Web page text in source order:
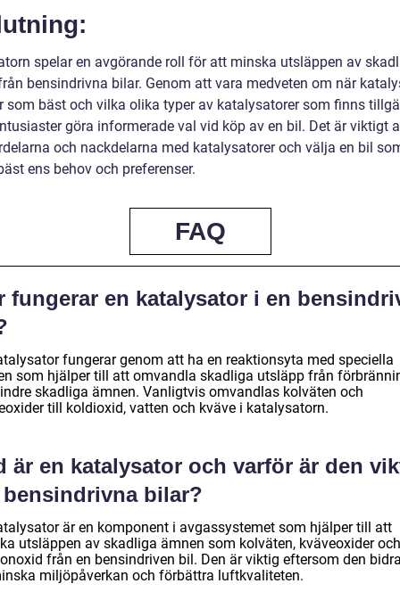
spelar en avgörande roll för att minska utsläppen av
bensindrivna bilar. Genom att vara medveten om när
som bäst och vilka olika typer av katalysatorer som finns
göra informerade val vid köp av en bil. Det är viktigt
och nackdelarna med katalysatorer och välja en bil
ens behov och preferenser.
FAQ
fungerar en katalysator i en
fungerar genom att ha en reaktionsyta med speciella
som hjälper till att omvandla skadliga utsläpp från
skadliga ämnen. Vanligtvis omvandlas kolväten och
till koldioxid, vatten och kväve i katalysatorn.
är en katalysator och varför är den
bilar?
är en komponent i avgassystemet som hjälper till att
utsläppen av skadliga ämnen som kolväten, kväveoxider och
från en bensindriven bil. Den är viktig eftersom den
miljöpåverkan och förbättra luftkvaliteten.